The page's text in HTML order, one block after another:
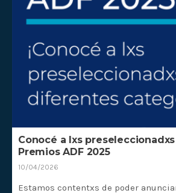
Conocé a lxs
Premios ADF 2025
10/04/2026
Estamos contentxs de poder